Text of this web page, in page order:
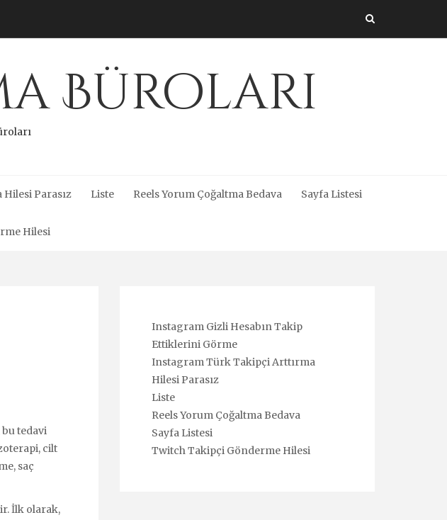
Büroları
Parasız Liste Reels Yorum Çoğaltma Bedava Sayfa Listesi
Hilesi
tedavi
cilt
saç
İlk olarak,
Instagram Gizli Hesabın Takip
Ettiklerini Görme
Instagram Türk Takipçi Arttırma
Hilesi Parasız
Liste
Reels Yorum Çoğaltma Bedava
Sayfa Listesi
Twitch Takipçi Gönderme Hilesi